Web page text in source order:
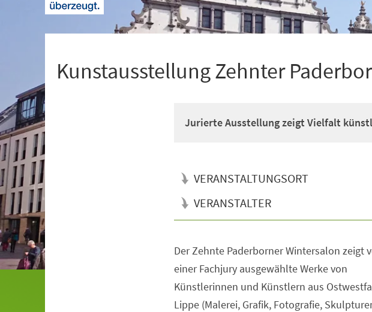
Kunstausstellung Zehnter
Jurierte Ausstellung zeigt Vielfalt
VERANSTALTUNGSORT
VERANSTALTER
Der Zehnte Paderborner Wintersalon zeigt
einer Fachjury ausgewählte Werke von
Künstlerinnen und Künstlern aus
Lippe (Malerei, Grafik, Fotografie,